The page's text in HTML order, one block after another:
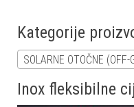
Kategorije
SOLARNE OTOČNE
Inox fleksibilne